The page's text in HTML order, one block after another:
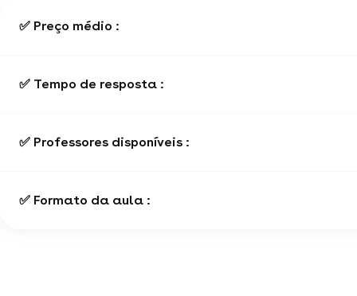
✅ Preço médio :
✅ Tempo de resposta :
✅ Professores disponíveis :
✅ Formato da aula :